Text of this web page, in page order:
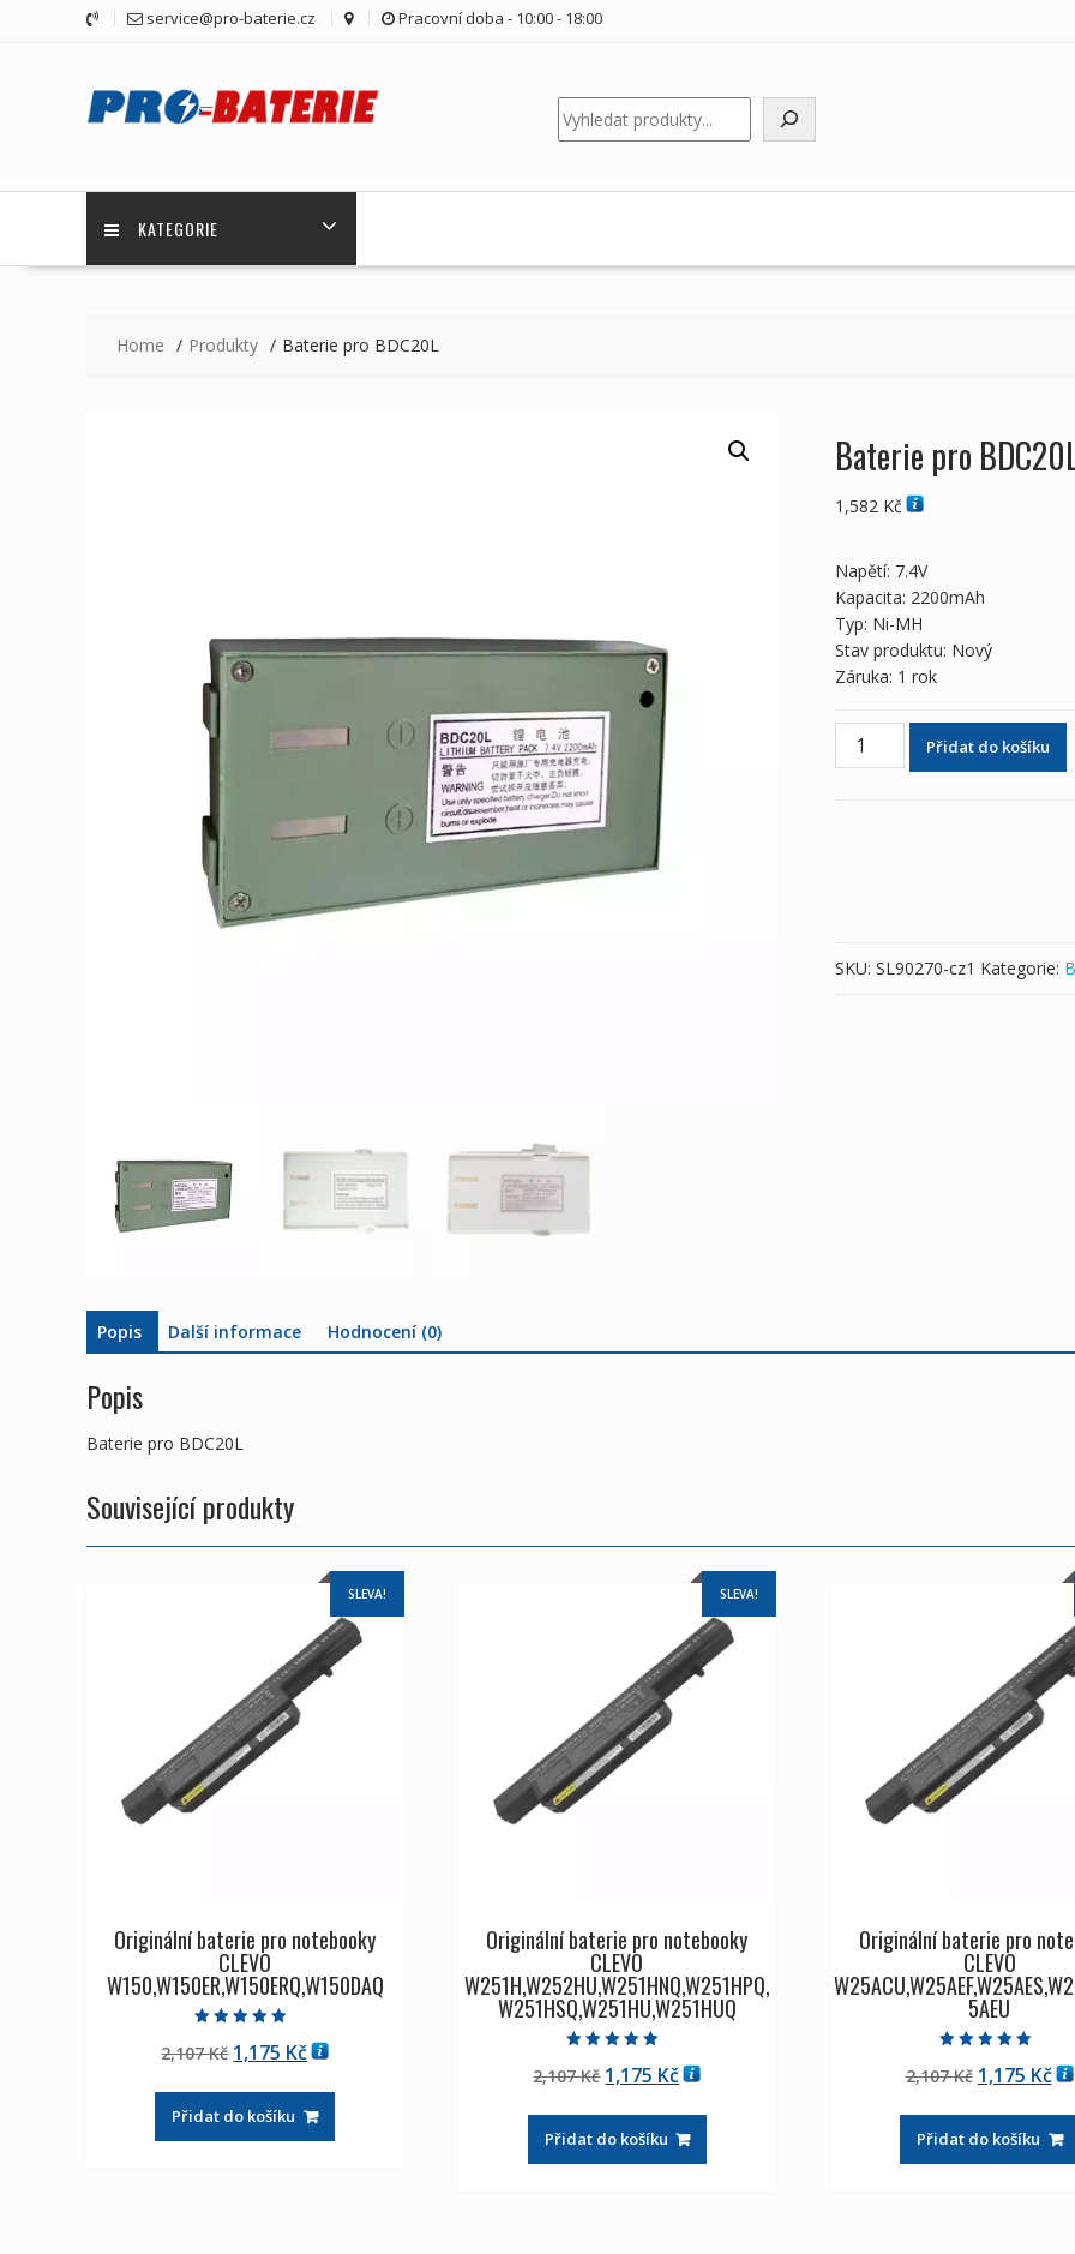
service@pro-baterie.cz Pracovní doba - 10:00 - 18:00
Hledat
KATEGORIE
Home Produkty Baterie pro BDC20L
Baterie pro
1,582 Kč
Napětí: 7.4V
Kapacita: 2200mAh
Typ: Ni-MH
Stav produktu: Nový
Záruka: 1 rok
Baterie
Přidat do košíku
SKU: SL90270-cz1 Kategorie:
Popis Další informace Hodnocení (0)
Popis
Baterie pro BDC20L
Související produkty
SLEVA!
Originální baterie pro notebooky
CLEVO
W150,W150ER,W150ERQ,W150DAQ
5.00
z 5
2,107Kč Původní
byla:
2,107 Kč
1,175 KčAktuální
je:
1,175 Kč
Přidat do košíku
SLEVA!
Originální baterie pro notebooky
CLEVO
W251H,W252HU,W251HNQ,W251HPQ,
W251HSQ,W251HU,W251HUQ
5.00
z 5
2,107Kč Původní
byla:
2,107 Kč
1,175 KčAktuální
je:
1,175 Kč
Přidat do košíku
Originální baterie pro
CLEVO
5AEU
5.00
z 5
2,107Kč Původní
byla:
2,107 Kč
1,175 Kč
je:
Přidat do košíku